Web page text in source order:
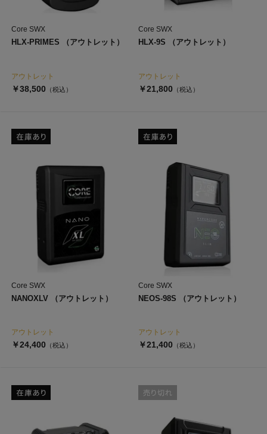
アウトレット
Core SWX
HLX-PRIMES （アウトレット）
￥38,500 （税込）
アウトレット
Core SWX
HLX-9S （アウトレット）
￥21,800 （税込）
アウトレット
Core SWX
NANOXLV （アウトレット）
￥24,400 （税込）
アウトレット
Core SWX
NEOS-98S （アウトレット）
￥21,400 （税込）